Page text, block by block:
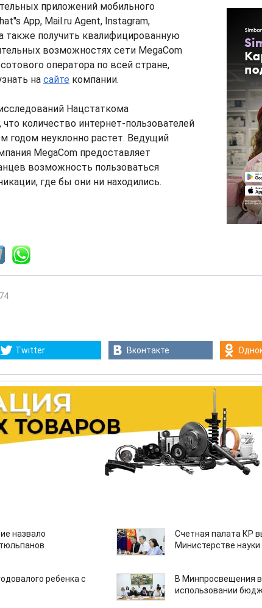
приложений мобильного
App, Mail.ru Agent, Instagram,
а также получить квалифицированную
возможностях сети MegaCom
оператора по всей стране,
на сайте компании.
Нацстаткома
количество интернет-пользователей
годом неуклонно растет. Ведущий
MegaCom предоставляет
возможность пользоваться
где бы они ни находились.
Twitter Вконтакте
назвало
Счетная палата КР
Министерстве науки
ребенка с
В Минпросвещения
использовании